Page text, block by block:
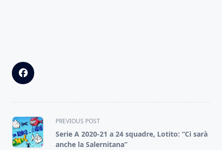
<span
class="nav-
subtitle
PREVIOUS POST
Serie A 2020-21 a 24 squadre, Lotito: “Ci sarà
anche la Salernitana”